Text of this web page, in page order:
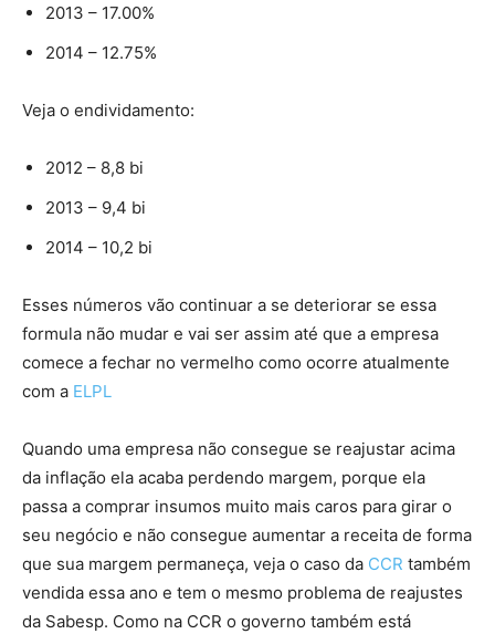
2013 – 17.00%
2014 – 12.75%
Veja o endividamento:
2012 – 8,8 bi
2013 – 9,4 bi
2014 – 10,2 bi
Esses números vão continuar a se deteriorar se essa
formula não mudar e vai ser assim até que a empresa
comece a fechar no vermelho como ocorre atualmente
com a ELPL
Quando uma empresa não consegue se reajustar acima
da inflação ela acaba perdendo margem, porque ela
passa a comprar insumos muito mais caros para girar o
seu negócio e não consegue aumentar a receita de forma
que sua margem permaneça, veja o caso da CCR também
vendida essa ano e tem o mesmo problema de reajustes
da Sabesp. Como na CCR o governo também está